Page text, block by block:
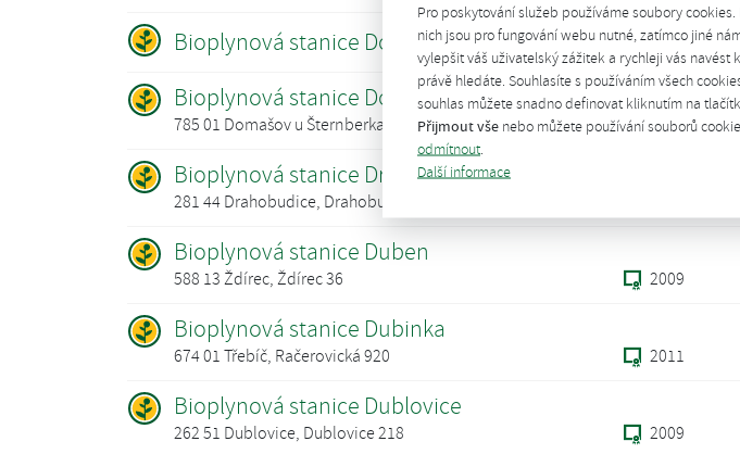
Pro poskytování služeb používáme soubory cookies.
nich jsou pro fungování webu nutné, zatímco jiné
vylepšit váš uživatelský zážitek a rychleji vás navést
právě hledáte. Souhlasíte s používáním všech
souhlas můžete snadno definovat kliknutím na
Přijmout vše nebo můžete používání souborů
odmítnout.
Další informace
Bioplynová stanice Dolní Lhotka 2013
Bioplynová stanice Domašov u Šternb
785 01 Domašov u Šternberka, Domašov u Šternberka 2013
Bioplynová stanice Drahobudice
281 44 Drahobudice, Drahobudice
Bioplynová stanice Duben
588 13 Ždírec, Ždírec 36 2009
Bioplynová stanice Dubinka
674 01 Třebíč, Račerovická 920 2011
Bioplynová stanice Dublovice
262 51 Dublovice, Dublovice 218 2009